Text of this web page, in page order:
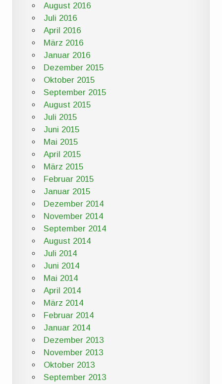
August 2016
Juli 2016
April 2016
März 2016
Januar 2016
Dezember 2015
Oktober 2015
September 2015
August 2015
Juli 2015
Juni 2015
Mai 2015
April 2015
März 2015
Februar 2015
Januar 2015
Dezember 2014
November 2014
September 2014
August 2014
Juli 2014
Juni 2014
Mai 2014
April 2014
März 2014
Februar 2014
Januar 2014
Dezember 2013
November 2013
Oktober 2013
September 2013